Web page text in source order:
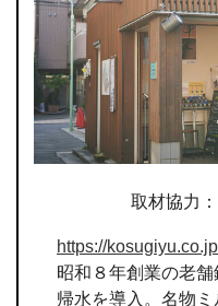
取材協力
https://
昭和８年創業の老
帰水を導入。名物ミ